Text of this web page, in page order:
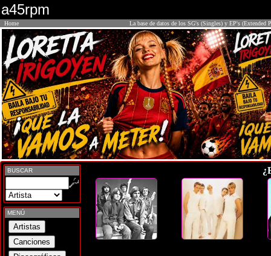
a45rpm
Home La base de datos de los SG's (Singles) y EP's (Extended
BUSCAR
MENÚ